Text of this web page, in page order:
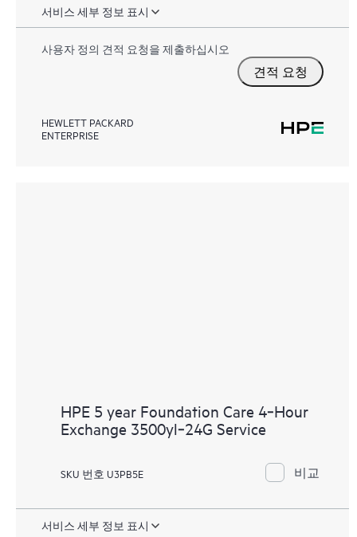
서비스 세부 정보 표시
사용자 정의 견적 요청을 제출하십시오
견적 요청
HEWLETT PACKARD
ENTERPRISE
HPE 5 year Foundation Care 4‑Hour
Exchange 3500yl‑24G Service
SKU 번호 U3PB5E 비교
서비스 세부 정보 표시